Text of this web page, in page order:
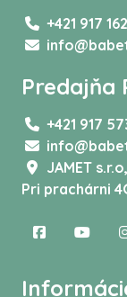
+421 917
Predajňa
+421 917
JAMET s.r.o,
Pri prachárni